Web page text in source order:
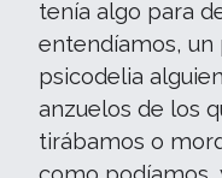
tenía algo para
entendíamos, un
psicodelia
anzuelos de los
tirábamos o